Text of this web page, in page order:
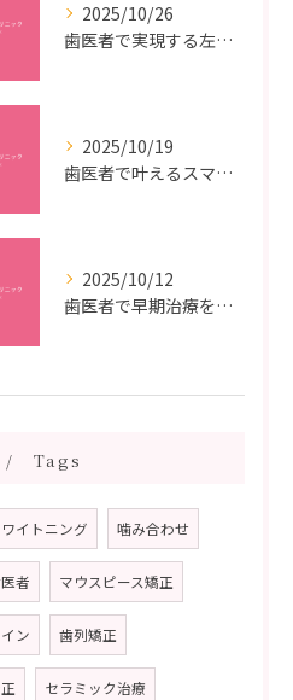
2025/10/26
歯医者で実現する左右対称治療のポイントと矯正治療選びの疑問解決ガイド
2025/10/19
歯医者で叶えるスマイルメイクオーバーなら福岡県福岡市博多区博多駅前の最新矯正治療解説
2025/10/12
歯医者で早期治療を受けるメリットと虫歯悪化を防ぐ最短ステップ
Tags
イトニング 噛み合わせ
者 マウスピース矯正
ン 歯列矯正
セラミック治療